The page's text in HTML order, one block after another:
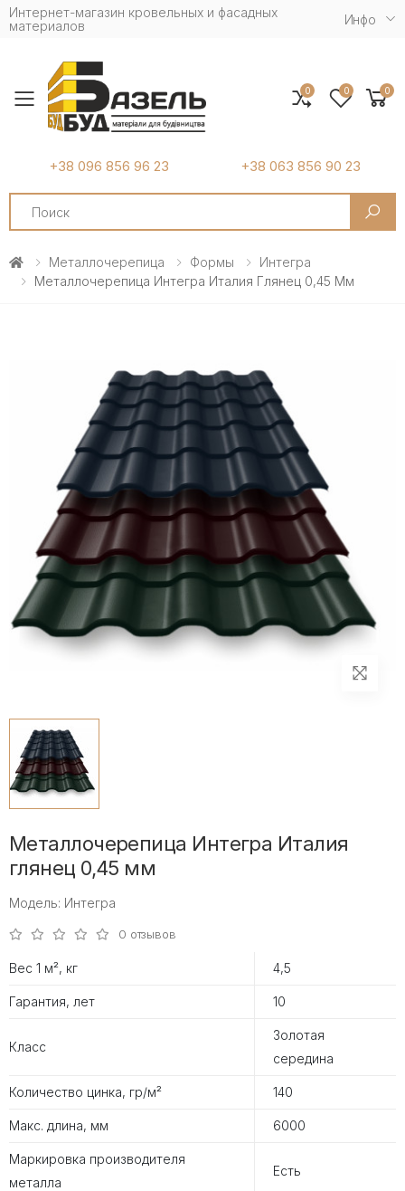
Интернет-магазин кровельных и фасадных
материалов
Инфо
Toggle mobile menu
+38 096 856 96 23 +38 063 856 90 23
Search
0 0 0
Металлочерепица Формы
Интегра
Металлочерепица Интегра Италия Глянец 0,45 Мм
Металлочерепица Интегра Италия
глянец 0,45 мм
Модель: Интегра
0 отзывов
Вес 1 м², кг 4,5
Гарантия, лет 10
Класс
Золотая
середина
Количество цинка, гр/м² 140
Макс. длина, мм 6000
Маркировка производителя
металла
Есть